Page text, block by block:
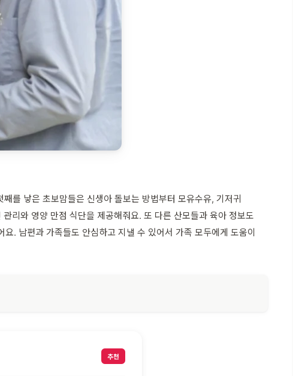
를 낳은 초보맘들은 신생아 돌보는 방법부터 모유수유, 기저귀
리와 영양 만점 식단을 제공해줘요. 또 다른 산모들과 육아 정보도
. 남편과 가족들도 안심하고 지낼 수 있어서 가족 모두에게 도움이
추천